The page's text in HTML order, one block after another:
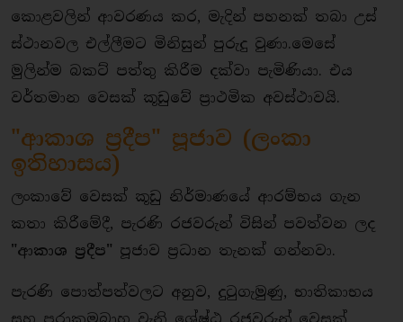
කොළවලින් ආවරණය කර, මැදින් පහනක් තබා උස්
ස්ථානවල එල්ලීමට මිනිසුන් පුරුදු වුණා.මෙසේ
මුලින්ම බකට් පත්තු කිරීම දක්වා පැමිණියා. එය
වර්තමාන වෙසක් කූඩුවේ ප්‍රාථමික අවස්ථාවයි.
"ආකාශ ප්‍රදීප" පූජාව (ලංකා
ඉතිහාසය)
​ලංකාවේ වෙසක් කූඩු නිර්මාණයේ ආරම්භය ගැන
කතා කිරීමේදී, පැරණි රජවරුන් විසින් පවත්වන ලද
"ආකාශ ප්‍රදීප" පූජාව ප්‍රධාන තැනක් ගන්නවා.
​පැරණි පොත්පත්වලට අනුව, දුටුගැමුණු, භාතිකාභය